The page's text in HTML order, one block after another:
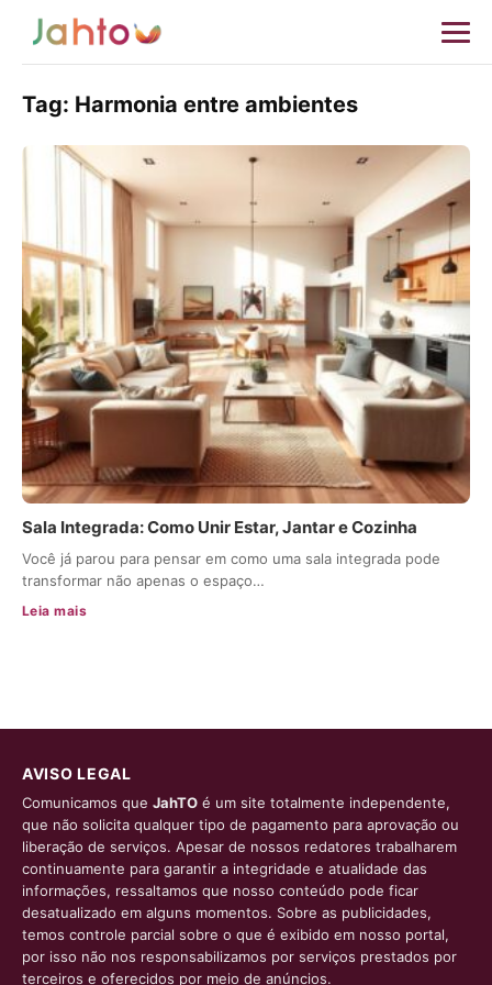
Tag: Harmonia entre ambientes
Sala Integrada: Como Unir Estar, Jantar e Cozinha
Você já parou para pensar em como uma sala integrada pode
transformar não apenas o espaço…
Leia mais
AVISO LEGAL
Comunicamos que JahTO é um site totalmente independente,
que não solicita qualquer tipo de pagamento para aprovação ou
liberação de serviços. Apesar de nossos redatores trabalharem
continuamente para garantir a integridade e atualidade das
informações, ressaltamos que nosso conteúdo pode ficar
desatualizado em alguns momentos. Sobre as publicidades,
temos controle parcial sobre o que é exibido em nosso portal,
por isso não nos responsabilizamos por serviços prestados por
terceiros e oferecidos por meio de anúncios.